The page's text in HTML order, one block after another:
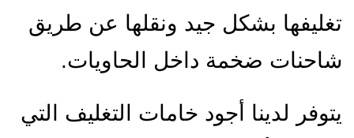
تغليفها بشكل جيد ونقلها عن طريق
شاحنات ضخمة داخل الحاويات.
يتوفر لدينا أجود خامات التغليف التي